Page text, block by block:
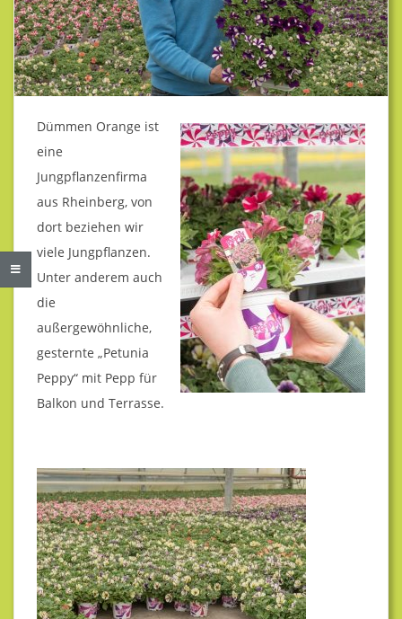
B
A
U
B
U
S
C
H
&
O
P
G
E
Dümmen Orange ist
eine
Jungpflanzenfirma
aus Rheinberg, von
dort beziehen wir
viele Jungpflanzen.
Unter anderem auch
die
außergewöhnliche,
gesternte „Petunia
Peppy“ mit Pepp für
Balkon und Terrasse.